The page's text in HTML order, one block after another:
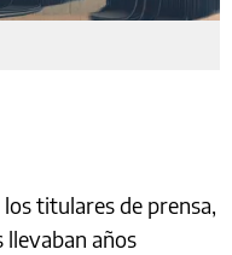
titulares de prensa,
llevaban años